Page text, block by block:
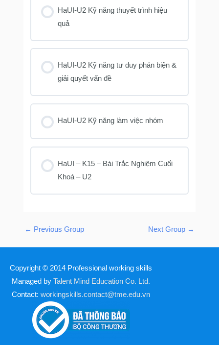
0% COMPLETE 0/0 Steps
HaUI-U2 Kỹ năng thuyết trình hiệu
quả
0% COMPLETE 0/0 Steps
HaUI-U2 Kỹ năng tư duy phản biện &
giải quyết vấn đề
0% COMPLETE 0/0 Steps
HaUI-U2 Kỹ năng làm việc nhóm
0% COMPLETE
0/0 Steps
HaUI – K15 – Bài Trắc Nghiệm Cuối
Khoá – U2
← Previous Group Next Group →
Copyright © 2014 Professional working skills
Managed by Talent Mind Education Co. Ltd.
Contact: workingskills.contact@tme.edu.vn